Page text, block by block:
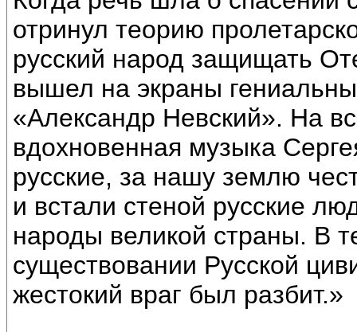
отринул теорию
русский народ защищать
вышел на экраны
«Александр Невский». На
вдохновенная музыка
русские, за нашу землю
и встали стеной русские
народы великой страны. В
существовании Русской
жестокий враг был разбит.»